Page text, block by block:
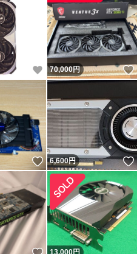
いいね！
70,000円
いいね！
6,600円